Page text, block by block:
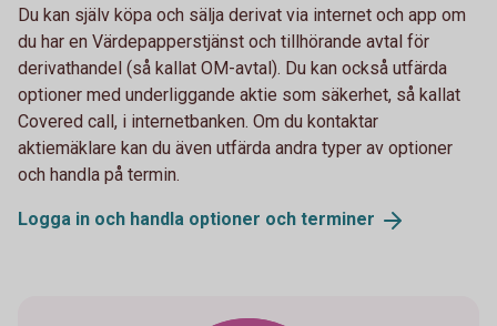
Du kan själv köpa och sälja derivat via internet och app om
du har en Värdepapperstjänst och tillhörande avtal för
derivathandel (så kallat OM-avtal). Du kan också utfärda
optioner med underliggande aktie som säkerhet, så kallat
Covered call, i internetbanken. Om du kontaktar
aktiemäklare kan du även utfärda andra typer av optioner
och handla på termin.
Logga in och handla optioner och terminer